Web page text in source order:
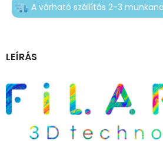
A várható szállítás 2-3
LEÍRÁS